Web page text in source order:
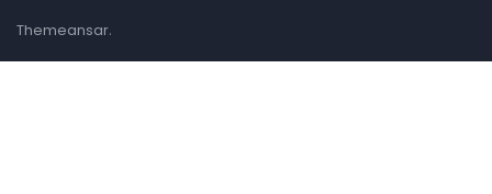
Themeansar.